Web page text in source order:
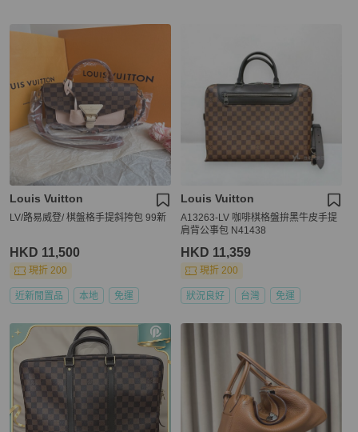
Louis Vuitton
LV/路易威登/ 棋盤格手提斜挎包 99新
HKD 11,500
現折 200
近新閒置品 本地 免運
Louis Vuitton
A13263-LV 咖啡棋格盤拚黑牛皮手提
肩背公事包 N41438
HKD 11,359
現折 200
狀況良好 台灣 免運